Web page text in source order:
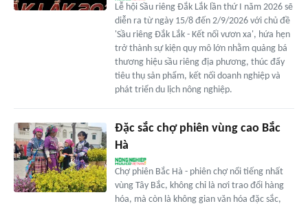
Lễ hội Sầu riêng Đắk Lắk lần thứ I năm 2026 sẽ
diễn ra từ ngày 15/8 đến 2/9/2026 với chủ đề
'Sầu riêng Đắk Lắk - Kết nối vươn xa', hứa hẹn
trở thành sự kiện quy mô lớn nhằm quảng bá
thương hiệu sầu riêng địa phương, thúc đẩy
tiêu thụ sản phẩm, kết nối doanh nghiệp và
phát triển du lịch nông nghiệp.
Đặc sắc chợ phiên vùng cao Bắc
Hà
Chợ phiên Bắc Hà - phiên chợ nổi tiếng nhất
vùng Tây Bắc, không chỉ là nơi trao đổi hàng
hóa, mà còn là không gian văn hóa đặc sắc,